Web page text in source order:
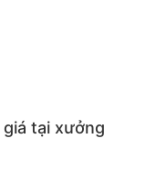
tại xưởng